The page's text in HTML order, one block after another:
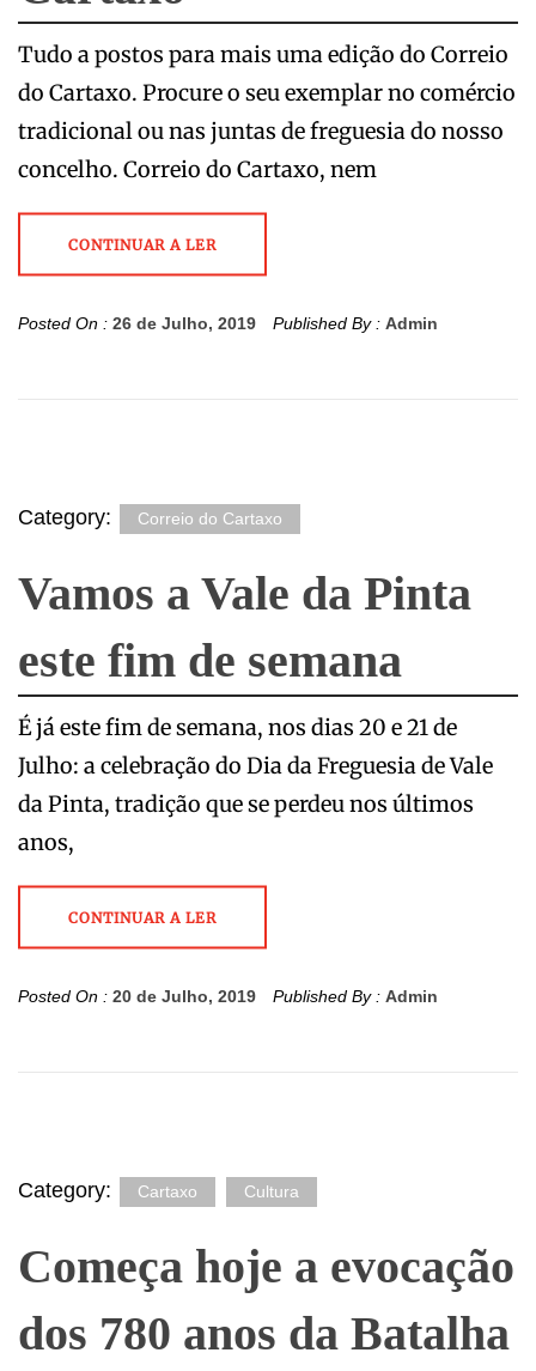
Tudo a postos para mais uma edição do Correio
do Cartaxo. Procure o seu exemplar no comércio
tradicional ou nas juntas de freguesia do nosso
concelho. Correio do Cartaxo, nem
CONTINUAR A LER
Posted On : 26 de Julho, 2019 Published By : Admin
Category: Correio do Cartaxo
Vamos a Vale da Pinta
este fim de semana
É já este fim de semana, nos dias 20 e 21 de
Julho: a celebração do Dia da Freguesia de Vale
da Pinta, tradição que se perdeu nos últimos
anos,
CONTINUAR A LER
Posted On : 20 de Julho, 2019 Published By : Admin
Category: Cartaxo Cultura
Começa hoje a evocação
dos 780 anos da Batalha